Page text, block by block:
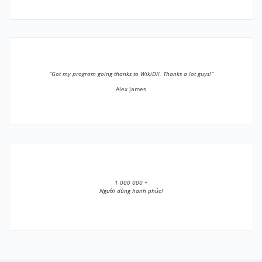
”Got my program going thanks to WikiDll. Thanks a lot guys!”
Alex James
1 000 000 +
Người dùng hạnh phúc!